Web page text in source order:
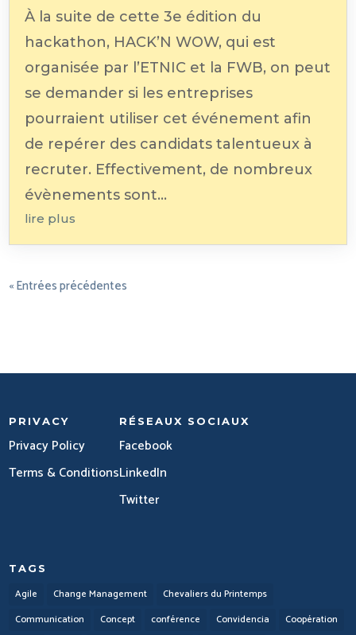
À la suite de cette 3e édition du
hackathon, HACK’N WOW, qui est
organisée par l’ETNIC et la FWB, on peut
se demander si les entreprises
pourraient utiliser cet événement afin
de repérer des candidats talentueux à
recruter. Effectivement, de nombreux
évènements sont...
lire plus
« Entrées précédentes
PRIVACY
Privacy Policy
Terms & Conditions
RÉSEAUX SOCIAUX
Facebook
LinkedIn
Twitter
TAGS
Agile Change Management
Chevaliers du Printemps
Communication
Concept conférence Convidencia
Coopération